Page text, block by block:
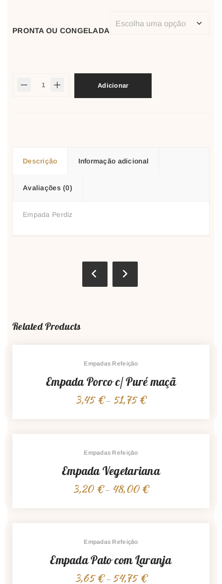
PRONTA OU CONGELADA
Adicionar
Descrição Informação adicional
Avaliações (0)
Empada Perdiz
Related Products
Empadas Refeição
Empada Porco c/ Puré maçã
3,45€ – 51,75€Price
Empadas Refeição
Empada Vegetariana
3,20 € – 48,00€Price
Empadas Refeição
Empada Pato com Laranja
3,65€ – 54,75€Price